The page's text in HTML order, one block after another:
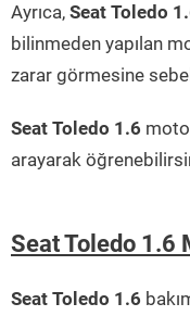
Ayrıca, Seat Toledo
bilinmeden yapılan
zarar görmesine
Seat Toledo 1.6
arayarak
Seat Toledo 1.6
Seat Toledo 1.6